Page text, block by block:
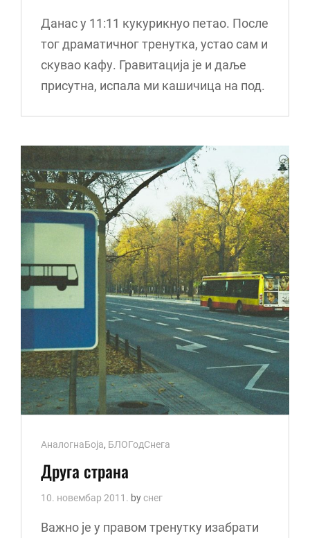
Данас у 11:11 кукурикнуо петао. После
тог драматичног тренутка, устао сам и
скувао кафу. Гравитација је и даље
присутна, испала ми кашичица на под.
Cat
Links
АналогнаБоја, БЛОГодСнега
Друга страна
10. новембар 2011. byснег
Важно је у правом тренутку изабрати